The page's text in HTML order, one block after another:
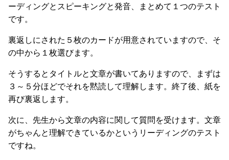
ーディングとスピーキングと発音、まとめて１つのテスト
です。
裏返しにされた５枚のカードが用意されていますので、そ
の中から１枚選びます。
そうするとタイトルと文章が書いてありますので、まずは
３～５分ほどでそれを黙読して理解します。終了後、紙を
再び裏返します。
次に、先生から文章の内容に関して質問を受けます。文章
がちゃんと理解できているかというリーディングのテスト
ですね。